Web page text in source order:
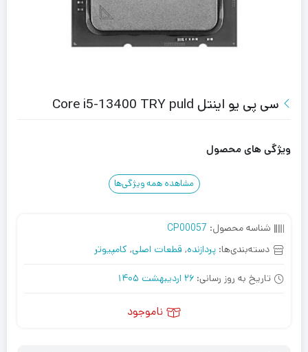
سی پی یو اینتل Core i5-13400 TRY puld
ویژگی های محصول
مشاهده همه ویژگی‌ها
شناسه محصول: CP00057
دسته‌بندی‌ها: پردازنده, قطعات اصلی, کامپیوتر
تاریخ به روز رسانی: 26 اردیبهشت 1405
ناموجود